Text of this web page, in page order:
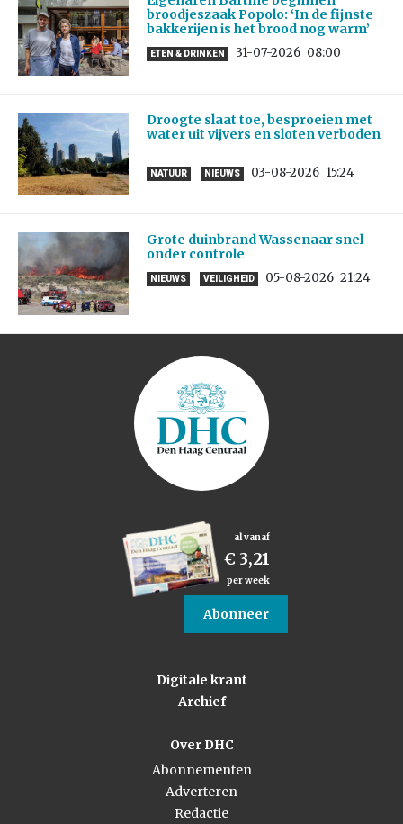
broodjeszaak Popolo: ‘In de fijnste
bakkerijen is het brood nog warm’
ETEN & DRINKEN 31-07-2026 08:00
Droogte slaat toe, besproeien met
water uit vijvers en sloten verboden
NATUUR NIEUWS 03-08-2026 15:24
Grote duinbrand Wassenaar snel
onder controle
NIEUWS VEILIGHEID 05-08-2026 21:24
al vanaf
€ 3,21
per week
Abonneer
Digitale krant
Archief
Over DHC
Abonnementen
Adverteren
Redactie